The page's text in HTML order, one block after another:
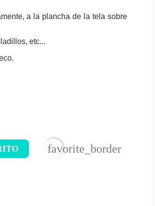
a la plancha de la tela sobre
etc...
favorite_border